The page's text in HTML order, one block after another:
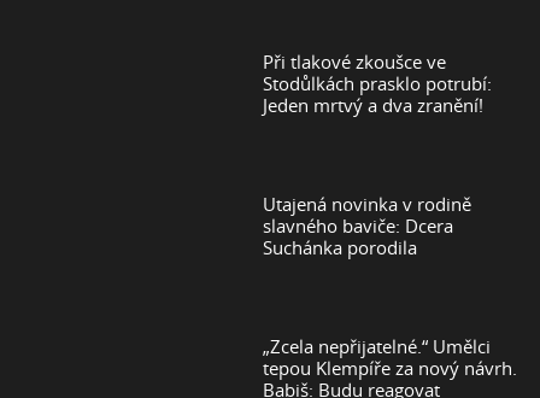
Při tlakové zkoušce ve
Stodůlkách prasklo potrubí:
Jeden mrtvý a dva zranění!
Utajená novinka v rodině
slavného baviče: Dcera
Suchánka porodila
„Zcela nepřijatelné.“ Umělci
tepou Klempíře za nový návrh.
Babiš: Budu reagovat